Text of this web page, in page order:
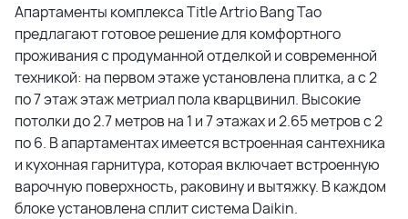
Апартаменты комплекса Title Artrio Bang Tao
предлагают готовое решение для комфортного
проживания с продуманной отделкой и современной
техникой: на первом этаже установлена плитка, а с 2
по 7 этаж этаж метриал пола кварцвинил. Высокие
потолки до 2.7 метров на 1 и 7 этажах и 2.65 метров с 2
по 6. В апартаментах имеется встроенная сантехника
и кухонная гарнитура, которая включает встроенную
варочную поверхность, раковину и вытяжку. В каждом
блоке установлена сплит система Daikin.